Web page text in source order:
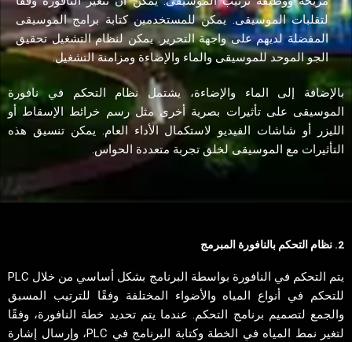
لتقلبات الموسيقى. يمكن للمستخدمين كتابة برامج الموسيقى
المفضلة لديهم على واجهة التحرير. يمكن لنظام التشغيل تحقيق
الجو الموحد للموسيقى والماء والإضاءة ومزامنة التشغيل.
بالإضافة إلى الماء والإضاءة، يشتمل نظام التحكم في نافورة
الموسيقى على تأثيرات بصرية أخرى مثل رسم خرائط الإسقاط أو
الليزر أو شاشات الفيديو لاستكمال الأداء العام. يمكن تنسيق هذه
التأثيرات مع الموسيقى لخلق تجربة متعددة الحواس.
2. نظام التحكم بالنافورة المبرمج
يتم التحكم في النافورة بواسطة البرنامج بشكل أساسي من خلال PLC
للتحكم في أنواع المياه والأضواء المختلفة وفقًا للترتيب المسبق
والجمع لتصميم برنامج التحكم. عندما يتم تحديد خطة النافورة، وفقًا
لتغير نمط المياه في الخطة وكتابة البرنامج في PLC، وإرسال إشارة